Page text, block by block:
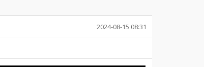
2024-08-15 08:31